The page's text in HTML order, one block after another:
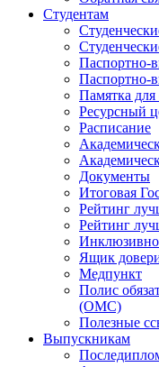
Студентам
Паспортно-
Паспортно-
Памятка
Ресурсный
Расписание
Документы
Итоговая
Рейтинг
Рейтинг
Ящик
Медпункт
Полис
(ОМС)
Полезные
Выпускникам